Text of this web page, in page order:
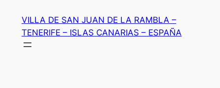
contenido
VILLA DE SAN JUAN DE LA RAMBLA –
TENERIFE – ISLAS CANARIAS – ESPAÑA